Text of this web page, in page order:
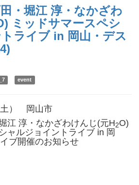
・堀江 淳・なかざわ
ミッドサマースペシ
ライブ in 岡山・デス
event
土） 岡山市
江 淳・なかざわけんじ(元H2O)
ャルジョイントライブ in 岡
ブ開催のお知らせ